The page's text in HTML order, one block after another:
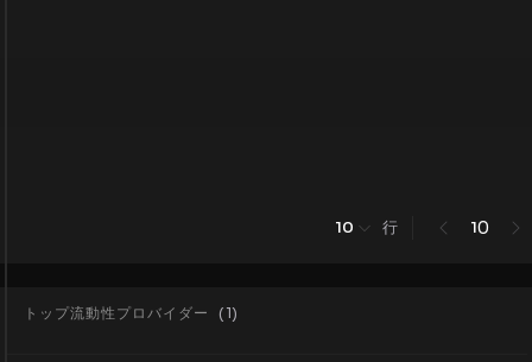
10 行 10
トップ流動性プロバイダー ( 1)